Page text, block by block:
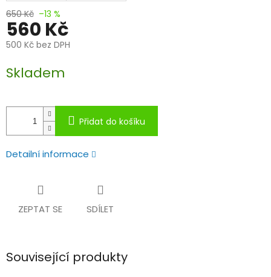
650 Kč –13 %
560 Kč
500 Kč bez DPH
cena:
Skladem
Přidat do košíku
Detailní informace
ZEPTAT SE SDÍLET
Související produkty